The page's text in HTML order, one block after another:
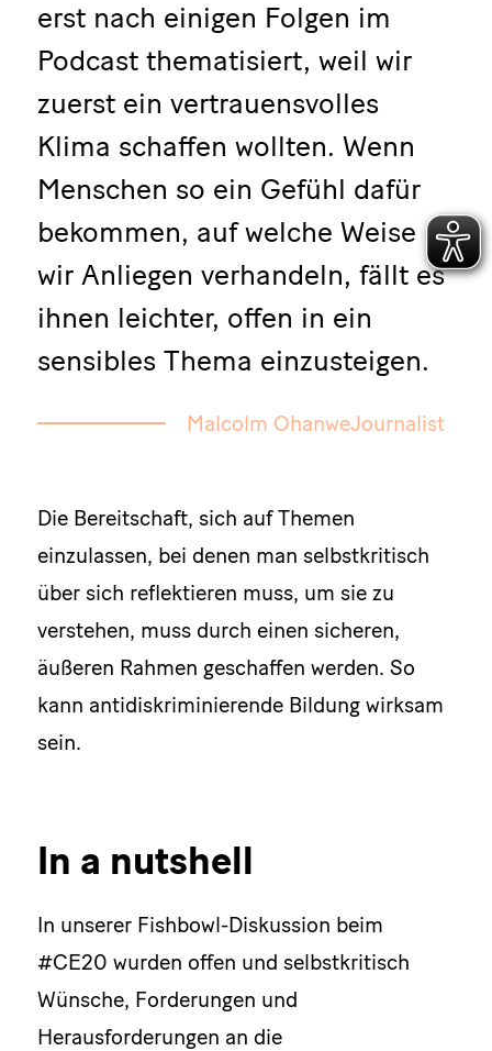
erst nach einigen Folgen im
Podcast thematisiert, weil wir
zuerst ein vertrauensvolles
Klima schaffen wollten. Wenn
Menschen so ein Gefühl dafür
bekommen, auf welche Weise
wir Anliegen verhandeln, fällt es
ihnen leichter, offen in ein
sensibles Thema einzusteigen.
Malcolm OhanweJournalist
Die Bereitschaft, sich auf Themen
einzulassen, bei denen man selbstkritisch
über sich reflektieren muss, um sie zu
verstehen, muss durch einen sicheren,
äußeren Rahmen geschaffen werden. So
kann antidiskriminierende Bildung wirksam
sein.
In a nutshell
In unserer Fishbowl-Diskussion beim
#CE20 wurden offen und selbstkritisch
Wünsche, Forderungen und
Herausforderungen an die